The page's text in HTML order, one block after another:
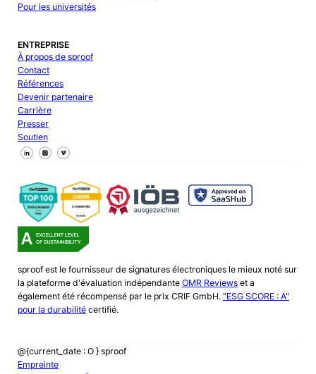
Pour les universités
ENTREPRISE
À propos de sproof
Contact
Références
Devenir partenaire
Carrière
Presser
Soutien
Suivez-nous sur Facebook
Suivez-nous sur X
Suivez-nous sur LinkedIn
sproof est le fournisseur de signatures électroniques le mieux noté sur
la plateforme d'évaluation indépendante OMR Reviewset a
également été récompensé par le prix CRIF GmbH. "ESG SCORE : A"
pour la durabilitécertifié.
@{current_date : O } sproof
Empreinte